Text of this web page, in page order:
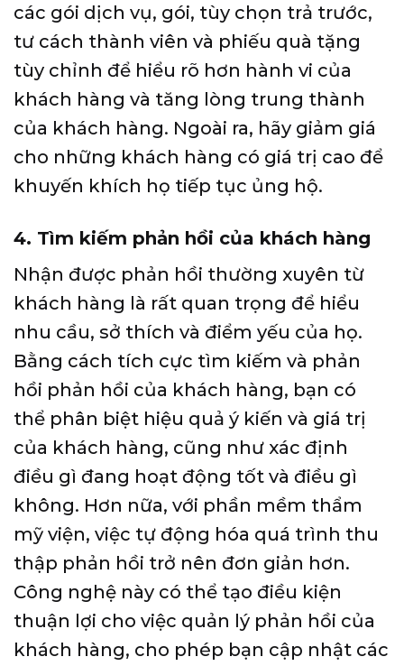
các gói dịch vụ, gói, tùy chọn trả trước,
tư cách thành viên và phiếu quà tặng
tùy chỉnh để hiểu rõ hơn hành vi của
khách hàng và tăng lòng trung thành
của khách hàng. Ngoài ra, hãy giảm giá
cho những khách hàng có giá trị cao để
khuyến khích họ tiếp tục ủng hộ.
4. Tìm kiếm phản hồi của khách hàng
Nhận được phản hồi thường xuyên từ
khách hàng là rất quan trọng để hiểu
nhu cầu, sở thích và điểm yếu của họ.
Bằng cách tích cực tìm kiếm và phản
hồi phản hồi của khách hàng, bạn có
thể phân biệt hiệu quả ý kiến ​​và giá trị
của khách hàng, cũng như xác định
điều gì đang hoạt động tốt và điều gì
không. Hơn nữa, với phần mềm thẩm
mỹ viện, việc tự động hóa quá trình thu
thập phản hồi trở nên đơn giản hơn.
Công nghệ này có thể tạo điều kiện
thuận lợi cho việc quản lý phản hồi của
khách hàng, cho phép bạn cập nhật các